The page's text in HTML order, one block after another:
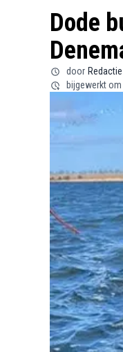
Dode
door Redactie
bijgewerkt om